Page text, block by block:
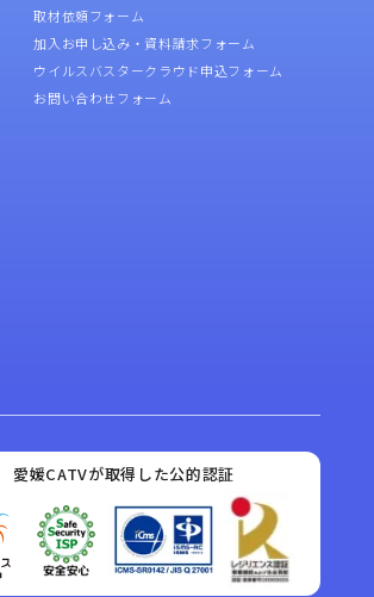
取材依頼フォーム
加入お申し込み・資料請求フォーム
ウイルスバスタークラウド申込フォーム
お問い合わせフォーム
愛媛CATVが取得した公的認証